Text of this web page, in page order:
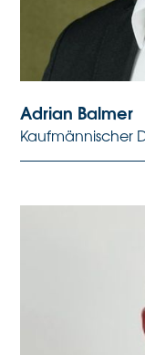
Adrian Balmer
Kaufmännischer